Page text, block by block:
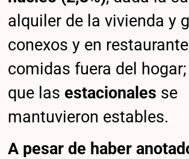
alquiler de la vivienda y
conexos y en
comidas fuera del
que las estacionales se
mantuvieron estables.
A pesar de haber